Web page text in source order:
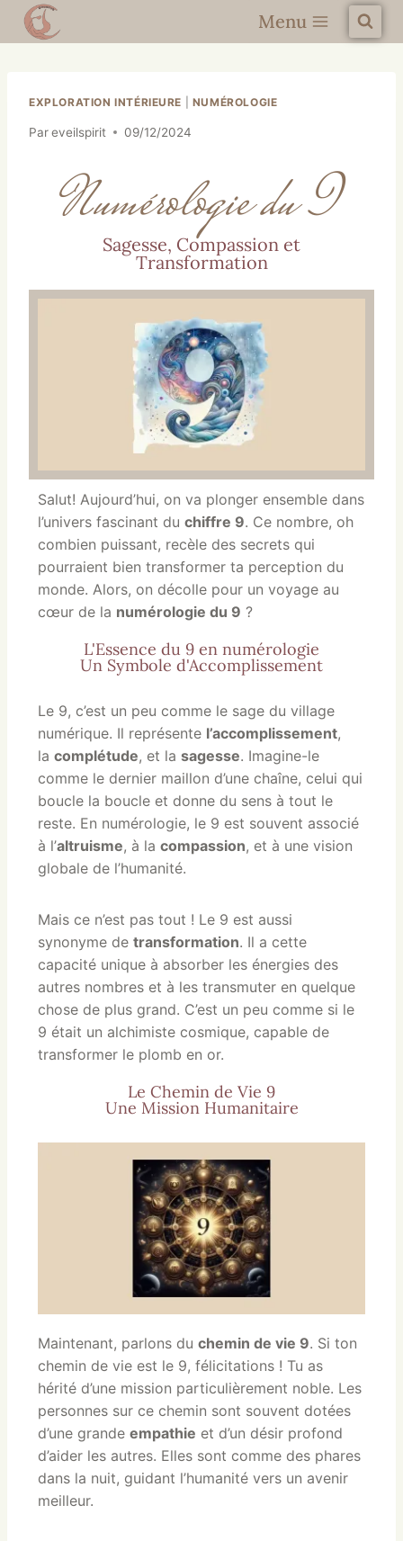
Menu
EXPLORATION INTÉRIEURE NUMÉROLOGIE
Pareveilspirit 09/12/2024
Numérologie du 9
Sagesse, Compassion et
Transformation
Salut! Aujourd’hui, on va plonger ensemble dans
l’univers fascinant du chiffre 9. Ce nombre, oh
combien puissant, recèle des secrets qui
pourraient bien transformer ta perception du
monde. Alors, on décolle pour un voyage au
cœur de la numérologie du 9 ?
L'Essence du 9 en numérologie
Un Symbole d'Accomplissement
Le 9, c’est un peu comme le sage du village
numérique. Il représente l’accomplissement,
la complétude, et la sagesse. Imagine-le
comme le dernier maillon d’une chaîne, celui qui
boucle la boucle et donne du sens à tout le
reste. En numérologie, le 9 est souvent associé
à l’altruisme, à la compassion, et à une vision
globale de l’humanité.
Mais ce n’est pas tout ! Le 9 est aussi
synonyme de transformation. Il a cette
capacité unique à absorber les énergies des
autres nombres et à les transmuter en quelque
chose de plus grand. C’est un peu comme si le
9 était un alchimiste cosmique, capable de
transformer le plomb en or.
Le Chemin de Vie 9
Une Mission Humanitaire
Maintenant, parlons du chemin de vie 9. Si ton
chemin de vie est le 9, félicitations ! Tu as
hérité d’une mission particulièrement noble. Les
personnes sur ce chemin sont souvent dotées
d’une grande empathie et d’un désir profond
d’aider les autres. Elles sont comme des phares
dans la nuit, guidant l’humanité vers un avenir
meilleur.